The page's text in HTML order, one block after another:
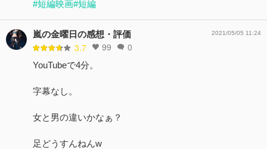
#短編映画#短編
嵐の金曜日の感想・評価
3.7 99 0
2021/05/05 11:24
YouTubeで4分。
字幕なし。
女と男の違いかなぁ？
足どうすんねんw